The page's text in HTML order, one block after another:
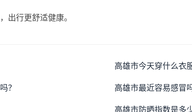
出行更舒适健康。
高雄市今天穿什么衣
？ 高雄市最近容易感冒
高雄市防晒指数是多